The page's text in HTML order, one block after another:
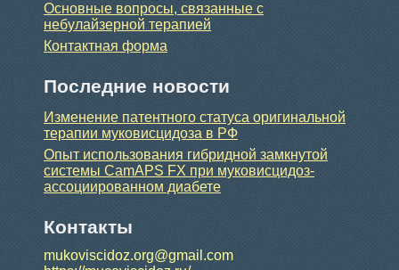
Основные вопросы, связанные с
небулайзерной терапией
Контактная форма
Последние новости
Изменение патентного статуса оригинальной
терапии муковисцидоза в РФ
Опыт использования гибридной замкнутой
системы CamAPS FX при муковисцидоз-
ассоциированном диабете
Контакты
mukoviscidoz.org@gmail.com